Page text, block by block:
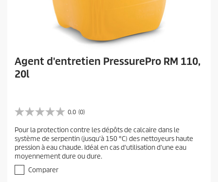
Agent d'entretien PressurePro RM 110,
20l
0.0 (0)
0
0
s
u
r
é
Pour la protection contre les dépôts de calcaire dans le
système de serpentin (jusqu'à 150 °C) des nettoyeurs haute
pression à eau chaude. Idéal en cas d'utilisation d'une eau
moyennement dure ou dure.
Comparer